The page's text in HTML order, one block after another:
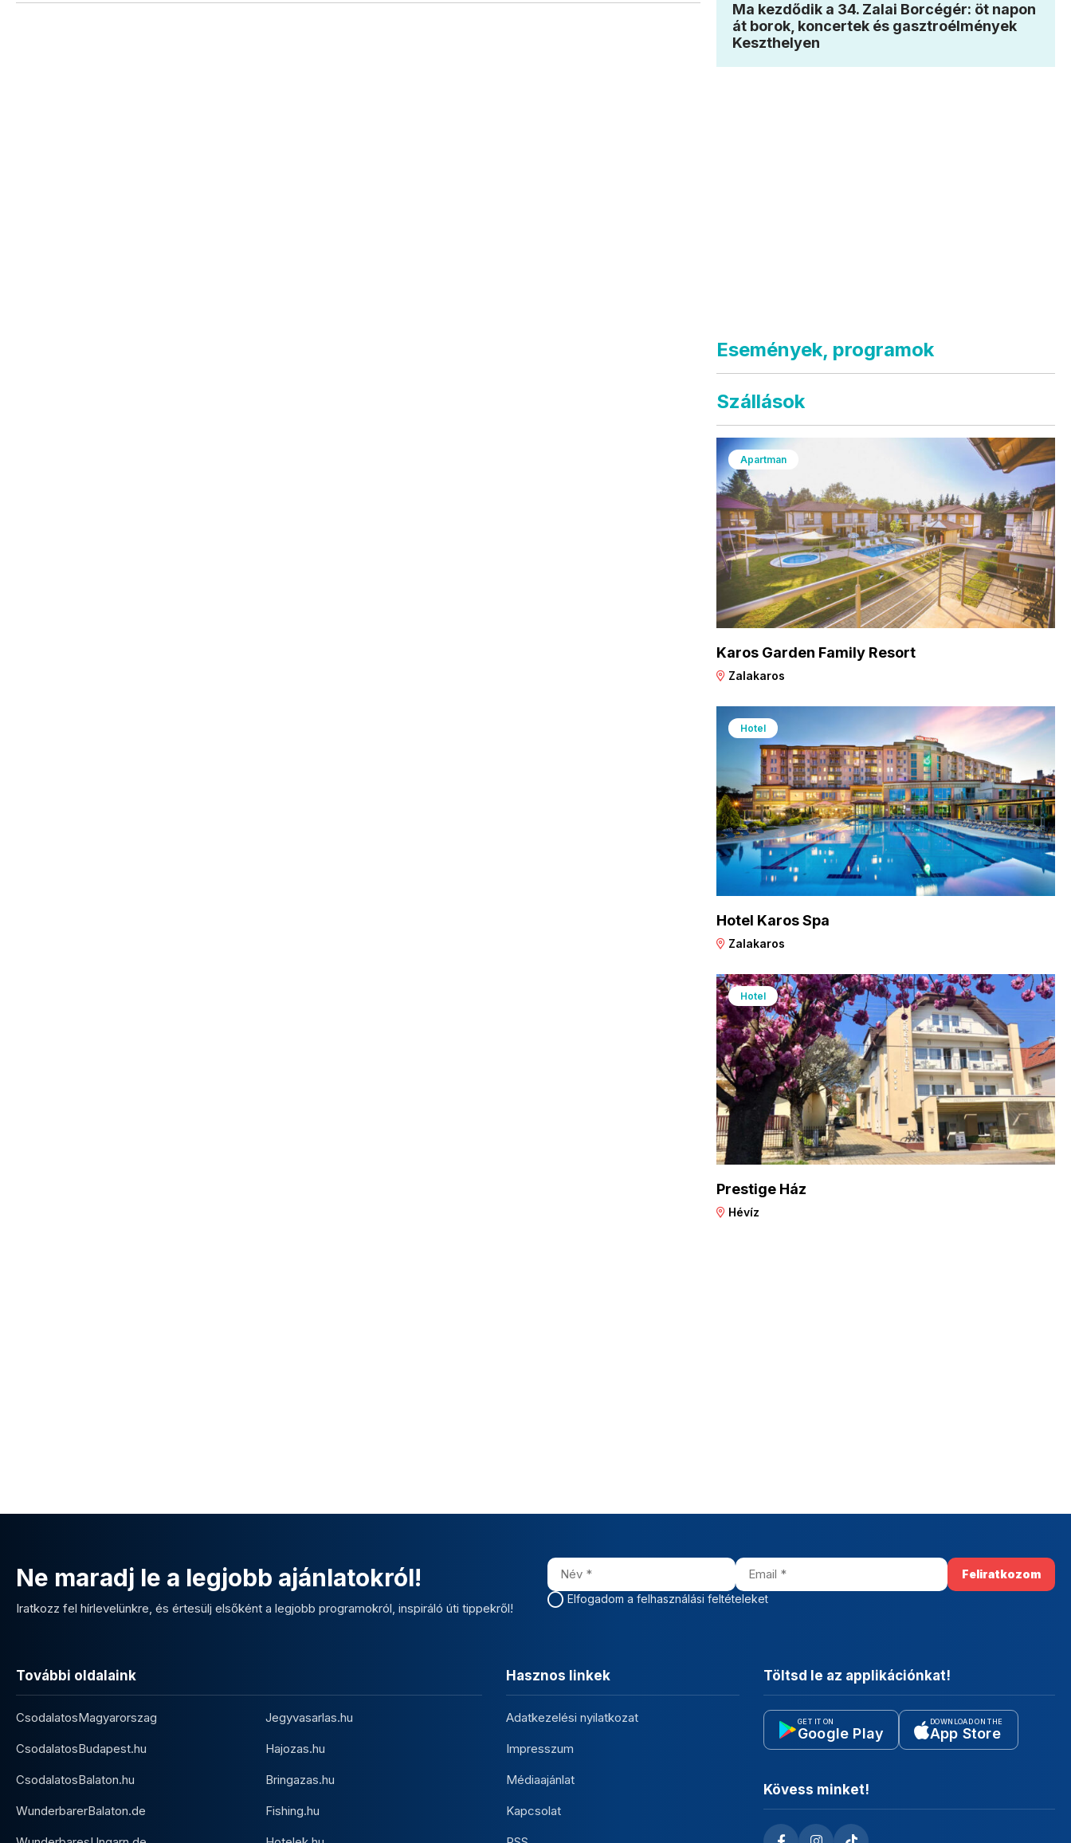
Ma kezdődik a 34. Zalai Borcégér: öt napon
át borok, koncertek és gasztroélmények
Keszthelyen
Események, programok
Szállások
Apartman
Karos Garden Family Resort
Zalakaros
Hotel
Hotel Karos Spa
Zalakaros
Hotel
Prestige Ház
Hévíz
Ne maradj le a legjobb ajánlatokról!
Iratkozz fel hírlevelünkre, és értesülj elsőként a legjobb programokról, inspiráló úti tippekről!
Elfogadom a felhasználási feltételeket
További oldalaink
CsodalatosMagyarorszag
CsodalatosBudapest.hu
CsodalatosBalaton.hu
WunderbarerBalaton.de
Jegyvasarlas.hu
Hajozas.hu
Bringazas.hu
Fishing.hu
Hasznos linkek
Adatkezelési nyilatkozat
Impresszum
Médiaajánlat
Kapcsolat
Töltsd le az applikációnkat!
GET IT ON
Google Play
DOWNLOAD ON THE
App Store
Kövess minket!